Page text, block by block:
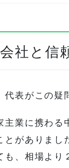
社と信
代表がこの疑
主業に携わる
とがありまし
も、相場より